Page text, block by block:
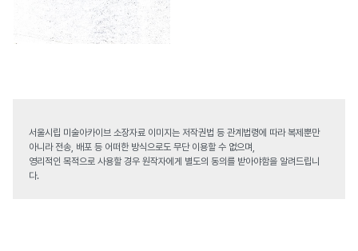
서울시립 미술아카이브 소장자료 이미지는 저작권법 등 관계법령에 따라 복제뿐만
아니라 전송, 배포 등 어떠한 방식으로도 무단 이용할 수 없으며,
영리적인 목적으로 사용할 경우 원작자에게 별도의 동의를 받아야함을 알려드립니
다.